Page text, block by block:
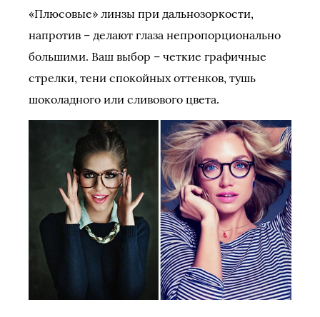
«Плюсовые» линзы при дальнозоркости,
напротив – делают глаза непропорционально
большими. Ваш выбор – четкие графичные
стрелки, тени спокойных оттенков, тушь
шоколадного или сливового цвета.